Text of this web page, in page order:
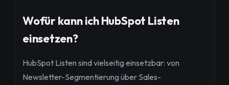
Wofür kann ich HubSpot Listen
einsetzen?
HubSpot Listen sind vielseitig einsetzbar: von
Newsletter-Segmentierung über Sales-